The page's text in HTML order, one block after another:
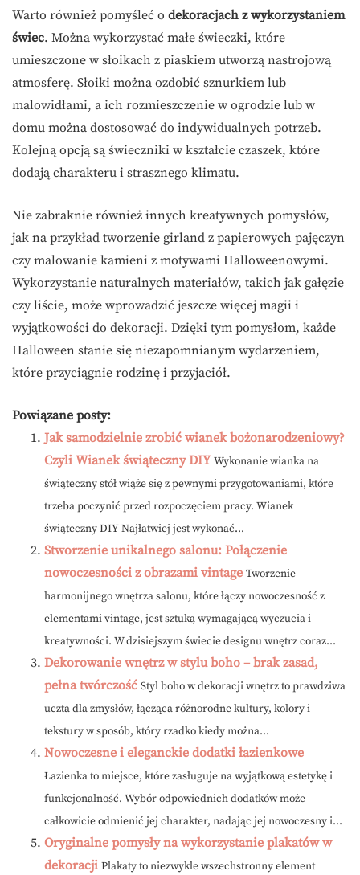
Warto również pomyśleć o dekoracjach z wykorzystaniem
świec. Można wykorzystać małe świeczki, które
umieszczone w słoikach z piaskiem utworzą nastrojową
atmosferę. Słoiki można ozdobić sznurkiem lub
malowidłami, a ich rozmieszczenie w ogrodzie lub w
domu można dostosować do indywidualnych potrzeb.
Kolejną opcją są świeczniki w kształcie czaszek, które
dodają charakteru i strasznego klimatu.
Nie zabraknie również innych kreatywnych pomysłów,
jak na przykład tworzenie girland z papierowych pajęczyn
czy malowanie kamieni z motywami Halloweenowymi.
Wykorzystanie naturalnych materiałów, takich jak gałęzie
czy liście, może wprowadzić jeszcze więcej magii i
wyjątkowości do dekoracji. Dzięki tym pomysłom, każde
Halloween stanie się niezapomnianym wydarzeniem,
które przyciągnie rodzinę i przyjaciół.
Powiązane posty:
Jak samodzielnie zrobić wianek bożonarodzeniowy?
Czyli Wianek świąteczny DIY Wykonanie wianka na
świąteczny stół wiąże się z pewnymi przygotowaniami, które
trzeba poczynić przed rozpoczęciem pracy. Wianek
świąteczny DIY Najłatwiej jest wykonać...
Stworzenie unikalnego salonu: Połączenie
nowoczesności z obrazami vintage Tworzenie
harmonijnego wnętrza salonu, które łączy nowoczesność z
elementami vintage, jest sztuką wymagającą wyczucia i
kreatywności. W dzisiejszym świecie designu wnętrz coraz...
Dekorowanie wnętrz w stylu boho – brak zasad,
pełna twórczość Styl boho w dekoracji wnętrz to prawdziwa
uczta dla zmysłów, łącząca różnorodne kultury, kolory i
tekstury w sposób, który rzadko kiedy można...
Nowoczesne i eleganckie dodatki łazienkowe
Łazienka to miejsce, które zasługuje na wyjątkową estetykę i
funkcjonalność. Wybór odpowiednich dodatków może
całkowicie odmienić jej charakter, nadając jej nowoczesny i...
Oryginalne pomysły na wykorzystanie plakatów w
dekoracji Plakaty to niezwykle wszechstronny element